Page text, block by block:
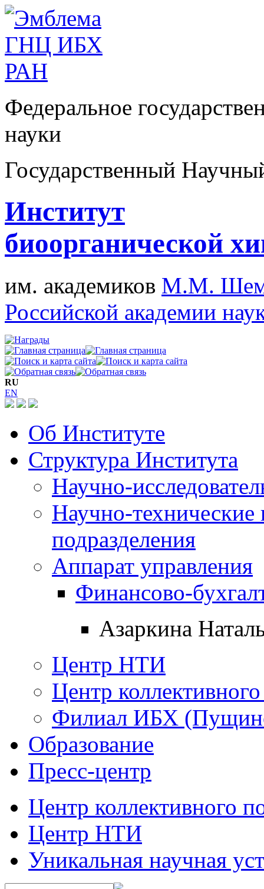
Федеральное
науки
Государственный
Институт
биоорганической
им. академиков М.М.
Российской академии
RU
EN
Об Институте
Структура Института
Научно-
Научно-технические
подразделения
Аппарат управления
Финансово-
Азаркина
Центр НТИ
Центр
Филиал ИБХ
Образование
Пресс-центр
Центр коллективного
Центр НТИ
Уникальная научная